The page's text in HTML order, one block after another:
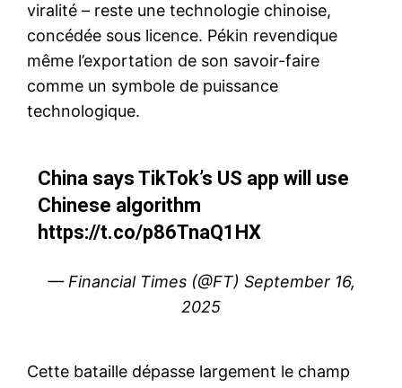
viralité – reste une technologie chinoise,
concédée sous licence. Pékin revendique
même l’exportation de son savoir-faire
comme un symbole de puissance
technologique.
China says TikTok’s US app will use
Chinese algorithm
https://t.co/p86TnaQ1HX
— Financial Times (@FT) September 16,
2025
Cette bataille dépasse largement le champ